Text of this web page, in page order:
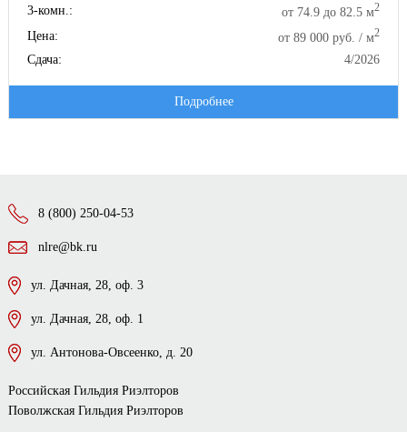
3-комн.: от 74.9 до 82.5 м2
Цена: от 89 000 руб. / м2
Сдача: 4/2026
Подробнее
8 (800) 250-04-53
nlre@bk.ru
ул. Дачная, 28, оф. 3
ул. Дачная, 28, оф. 1
ул. Антонова-Овсеенко, д. 20
Российская Гильдия Риэлторов
Поволжская Гильдия Риэлторов